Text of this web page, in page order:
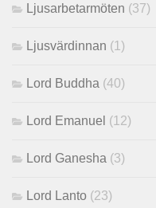
Ljusarbetarmöten (37)
Ljusvärdinnan (1)
Lord Buddha (40)
Lord Emanuel (12)
Lord Ganesha (3)
Lord Lanto (23)